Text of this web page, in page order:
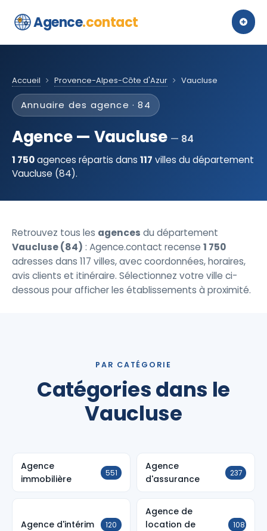
Agence.contact
Accueil Provence-Alpes-Côte d'Azur Vaucluse
Annuaire des agence · 84
Agence — Vaucluse
84
1 750agences répartis dans 117 villes du département
Vaucluse (84).
Retrouvez tous les agences du département
Vaucluse (84) : Agence.contact recense 1 750
adresses dans 117 villes, avec coordonnées, horaires,
avis clients et itinéraire. Sélectionnez votre ville ci-
dessous pour afficher les établissements à proximité.
PAR CATÉGORIE
Catégories dans le
Vaucluse
Agence
immobilière
551
Agence
d'assurance
237
Agence d'intérim 120
Agence de
location de
108